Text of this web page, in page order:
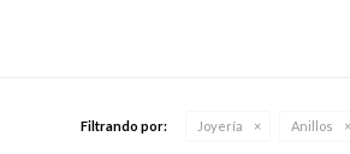
Filtrando por: Joyería Anillos